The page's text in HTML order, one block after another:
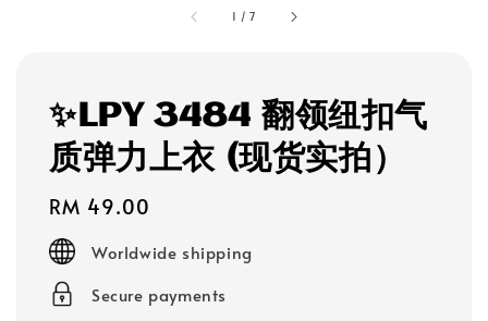
1 /7
✨LPY 3484 翻领纽扣气
质弹力上衣 (现货实拍）
Regular
price
RM 49.00
Worldwide shipping
Secure payments